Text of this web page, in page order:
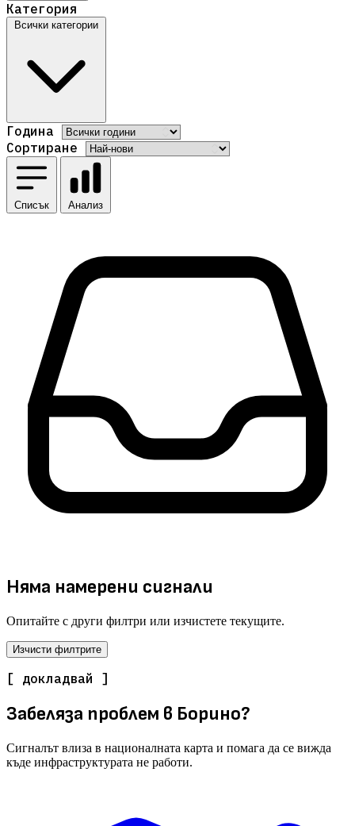
Категория
Всички категории
Година
Сортиране
Списък Анализ
Няма намерени сигнали
Опитайте с други филтри или изчистете текущите.
Изчисти филтрите
[ докладвай ]
Забеляза проблем в Борино?
Сигналът влиза в националната карта и помага да се вижда
къде инфраструктурата не работи.